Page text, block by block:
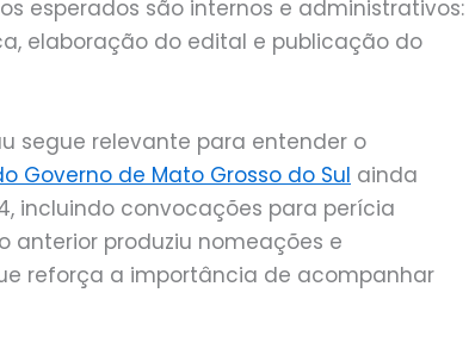
esperados são internos e administrativos:
elaboração do edital e publicação do
segue relevante para entender o
Governo de Mato Grosso do Sul ainda
incluindo convocações para perícia
anterior produziu nomeações e
reforça a importância de acompanhar